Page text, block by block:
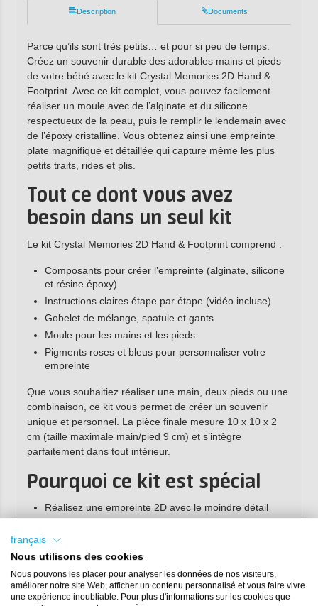
Description Documents
Parce qu’ils sont très petits… et pour si peu de temps.
Créez un souvenir durable des adorables mains et pieds
de votre bébé avec le kit Crystal Memories 2D Hand &
Footprint. Avec ce kit complet, vous pouvez facilement
réaliser un moule avec de l’alginate et du silicone
respectueux de la peau, puis le remplir le lendemain avec
de l’époxy cristalline. Vous obtenez ainsi une empreinte
plate magnifique et détaillée qui capture même les plus
petits traits, rides et plis.
Tout ce dont vous avez
besoin dans un seul kit
Le kit Crystal Memories 2D Hand & Footprint comprend :
Composants pour créer l’empreinte (alginate, silicone
et résine époxy)
Instructions claires étape par étape (vidéo incluse)
Gobelet de mélange, spatule et gants
Moule pour les mains et les pieds
Pigments roses et bleus pour personnaliser votre
empreinte
Que vous souhaitiez réaliser une main, deux pieds ou une
combinaison, ce kit vous permet de créer un souvenir
unique et personnel. La pièce finale mesure 10 x 10 x 2
cm (taille maximale main/pied 9 cm) et s’intègre
parfaitement dans tout intérieur.
Pourquoi ce kit est spécial
Réalisez une empreinte 2D avec le moindre détail
Résine époxy de haute qualité fabriquée aux Pays-Bas
Personnalisable avec des couleurs, paillettes ou
autres matériaux pour resin art
Cadeau parfait pour soi-même, de jeunes parents ou
grands-parents
français
Nous utilisons des cookies
Nous pouvons les placer pour analyser les données de nos visiteurs,
améliorer notre site Web, afficher un contenu personnalisé et vous faire vivre
une expérience inoubliable. Pour plus d'informations sur les cookies que